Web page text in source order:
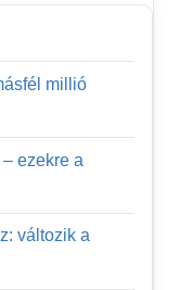
millió
ezekre a
változik a